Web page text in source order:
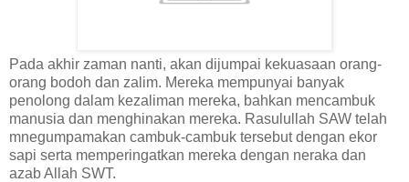
Pada akhir zaman nanti, akan dijumpai kekuasaan orang-
orang bodoh dan zalim. Mereka mempunyai banyak
penolong dalam kezaliman mereka, bahkan mencambuk
manusia dan menghinakan mereka. Rasulullah SAW telah
mnegumpamakan cambuk-cambuk tersebut dengan ekor
sapi serta memperingatkan mereka dengan neraka dan
azab Allah SWT.